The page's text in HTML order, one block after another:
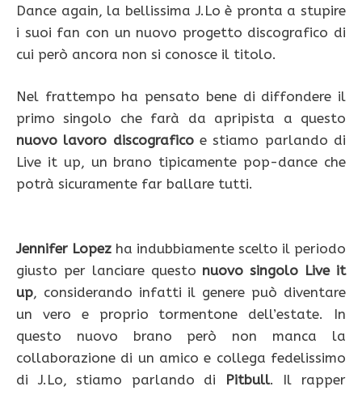
Dance again, la bellissima J.Lo è pronta a stupire
i suoi fan con un nuovo progetto discografico di
cui però ancora non si conosce il titolo.
Nel frattempo ha pensato bene di diffondere il
primo singolo che farà da apripista a questo
nuovo lavoro discograficoe stiamo parlando di
Live it up, un brano tipicamente pop-dance che
potrà sicuramente far ballare tutti.
Jennifer Lopez ha indubbiamente scelto il periodo
giusto per lanciare questo nuovo singolo Live it
up, considerando infatti il genere può diventare
un vero e proprio tormentone dell’estate. In
questo nuovo brano però non manca la
collaborazione di un amico e collega fedelissimo
di J.Lo, stiamo parlando di
Pitbull. Il rapper